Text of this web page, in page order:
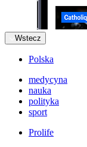
Wstecz
Polska
medycyna
nauka
polityka
sport
Prolife